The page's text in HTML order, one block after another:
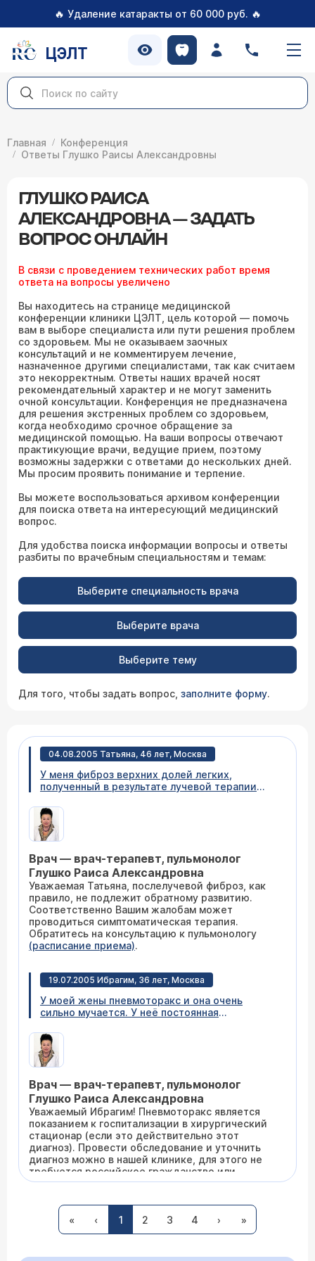
🔥 Удаление катаракты от 60 000 руб. 🔥
ЦЭЛТ
Главная
Конференция
Ответы Глушко Раисы Александровны
ГЛУШКО РАИСА
АЛЕКСАНДРОВНА — ЗАДАТЬ
ВОПРОС ОНЛАЙН
В связи с проведением технических работ время
ответа на вопросы увеличено
Вы находитесь на странице медицинской
конференции клиники ЦЭЛТ, цель которой — помочь
вам в выборе специалиста или пути решения проблем
со здоровьем. Мы не оказываем заочных
консультаций и не комментируем лечение,
назначенное другими специалистами, так как считаем
это некорректным. Ответы наших врачей носят
рекомендательный характер и не могут заменить
очной консультации. Конференция не предназначена
для решения экстренных проблем со здоровьем,
когда необходимо срочное обращение за
медицинской помощью. На ваши вопросы отвечают
практикующие врачи, ведущие прием, поэтому
возможны задержки с ответами до нескольких дней.
Мы просим проявить понимание и терпение.
Вы можете воспользоваться архивом конференции
для поиска ответа на интересующий медицинский
вопрос.
Для удобства поиска информации вопросы и ответы
разбиты по врачебным специальностям и темам:
Выберите специальность врача
Выберите врача
Выберите тему
Для того, чтобы задать вопрос, заполните форму.
04.08.2005 Татьяна, 46 лет, Москва
У меня фиброз верхних долей легких,
полученный в результате лучевой терапии
Врач — врач-терапевт, пульмонолог
Глушко Раиса Александровна
Уважаемая Татьяна, послелучевой фиброз, как
правило, не подлежит обратному развитию.
Соответственно Вашим жалобам может
проводиться симптоматическая терапия.
Обратитесь на консультацию к пульмонологу
(расписание приема).
19.07.2005 Ибрагим, 36 лет, Москва
У моей жены пневмоторакс и она очень
сильно мучается. У неё постоянная
стоять целый день на ногах. Она не гражданин
РФ, документы на гражданство поданы, но они
очень затягивают с этим вопросом, а мы не
для моей жены? Прошу Вас, подскажите, где
можно её вылечить, сколько это стоит?
Врач — врач-терапевт, пульмонолог
Глушко Раиса Александровна
Уважаемый Ибрагим! Пневмоторакс является
показанием к госпитализации в хирургический
стационар (если это действительно этот
диагноз). Провести обследование и уточнить
диагноз можно в нашей клинике, для этого не
требуется российское гражданство или
московская прописка. Приходите на
приема), постараемся вам помочь.
18.07.2005 Мария, 30 лет, Москва
У меня беременность 8 месяцев. В январе
этого года я переболела ОРВИ. Болела
« ‹ 1 2 3 4 › »